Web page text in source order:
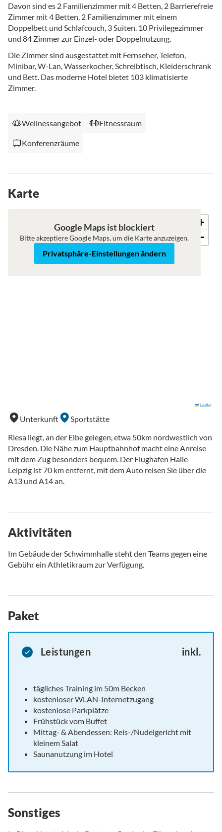
Davon sind es 2 Familienzimmer mit 4 Betten, 2 Barrierefreie
Zimmer mit 4 Betten, 2 Familienzimmer mit einem
Doppelbett und Schlafcouch, 3 Suiten. 10 Privilegezimmer
und 84 Zimmer zur Einzel- oder Doppelnutzung.
Die Zimmer sind ausgestattet mit Fernseher, Telefon,
Minibar, W-Lan, Wasserkocher, Schreibtisch, Kleiderschrank
und Bett. Das moderne Hotel bietet 103 klimatisierte
Zimmer.
Wellnessangebot Fitnessraum
Konferenzräume
Karte
Roadmap Satellit
+
−
Leaflet
Google Maps ist blockiert
Bitte akzeptiere Google Maps, um die Karte anzuzeigen.
Privatsphäre-Einstellungen ändern
Unterkunft
Sportstätte
Riesa liegt, an der Elbe gelegen, etwa 50km nordwestlich von
Dresden. Die Nähe zum Hauptbahnhof macht eine Anreise
mit dem Zug besonders bequem. Der Flughafen Halle-
Leipzig ist 70 km entfernt, mit dem Auto reisen Sie über die
A13 und A14 an.
Aktivitäten
Im Gebäude der Schwimmhalle steht den Teams gegen eine
Gebühr ein Athletikraum zur Verfügung.
Paket
Leistungen inkl.
tägliches Training im 50m Becken
kostenloser WLAN-Internetzugang
kostenlose Parkplätze
Frühstück vom Buffet
Mittag- & Abendessen: Reis-/Nudelgericht mit
kleinem Salat
Saunanutzung im Hotel
Sonstiges